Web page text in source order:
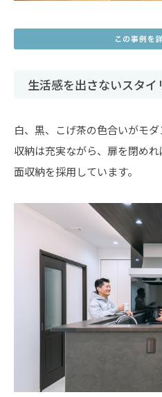
生活感を出さないスタ
白、黒、こげ茶の色合いがモダ
収納は充実ながら、扉を閉め
面収納を採用しています。